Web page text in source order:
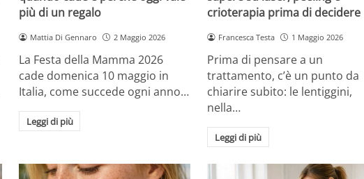
più di un regalo
Mattia Di Gennaro 2 Maggio 2026
La Festa della Mamma 2026
cade domenica 10 maggio in
Italia, come succede ogni anno…
Leggi di più
crioterapia prima di decidere
Francesca Testa 1 Maggio 2026
Prima di pensare a un
trattamento, c’è un punto da
chiarire subito: le lentiggini,
nella…
Leggi di più